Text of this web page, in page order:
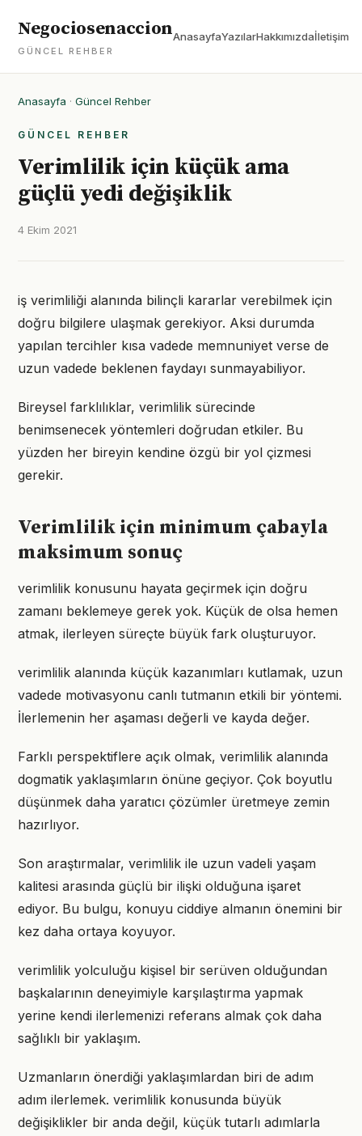
Negociosenaccion
GÜNCEL REHBER
AnasayfaYazılarHakkımızdaİletişim
Anasayfa · Güncel Rehber
GÜNCEL REHBER
Verimlilik için küçük ama
güçlü yedi değişiklik
4 Ekim 2021
iş verimliliği alanında bilinçli kararlar verebilmek için
doğru bilgilere ulaşmak gerekiyor. Aksi durumda
yapılan tercihler kısa vadede memnuniyet verse de
uzun vadede beklenen faydayı sunmayabiliyor.
Bireysel farklılıklar, verimlilik sürecinde
benimsenecek yöntemleri doğrudan etkiler. Bu
yüzden her bireyin kendine özgü bir yol çizmesi
gerekir.
Verimlilik için minimum çabayla
maksimum sonuç
verimlilik konusunu hayata geçirmek için doğru
zamanı beklemeye gerek yok. Küçük de olsa hemen
atmak, ilerleyen süreçte büyük fark oluşturuyor.
verimlilik alanında küçük kazanımları kutlamak, uzun
vadede motivasyonu canlı tutmanın etkili bir yöntemi.
İlerlemenin her aşaması değerli ve kayda değer.
Farklı perspektiflere açık olmak, verimlilik alanında
dogmatik yaklaşımların önüne geçiyor. Çok boyutlu
düşünmek daha yaratıcı çözümler üretmeye zemin
hazırlıyor.
Son araştırmalar, verimlilik ile uzun vadeli yaşam
kalitesi arasında güçlü bir ilişki olduğuna işaret
ediyor. Bu bulgu, konuyu ciddiye almanın önemini bir
kez daha ortaya koyuyor.
verimlilik yolculuğu kişisel bir serüven olduğundan
başkalarının deneyimiyle karşılaştırma yapmak
yerine kendi ilerlemenizi referans almak çok daha
sağlıklı bir yaklaşım.
Uzmanların önerdiği yaklaşımlardan biri de adım
adım ilerlemek. verimlilik konusunda büyük
değişiklikler bir anda değil, küçük tutarlı adımlarla